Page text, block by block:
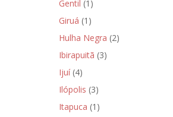
Gentil (1)
Giruá (1)
Hulha Negra (2)
Ibirapuitã (3)
Ijuí(4)
Ilópolis (3)
Itapuca (1)